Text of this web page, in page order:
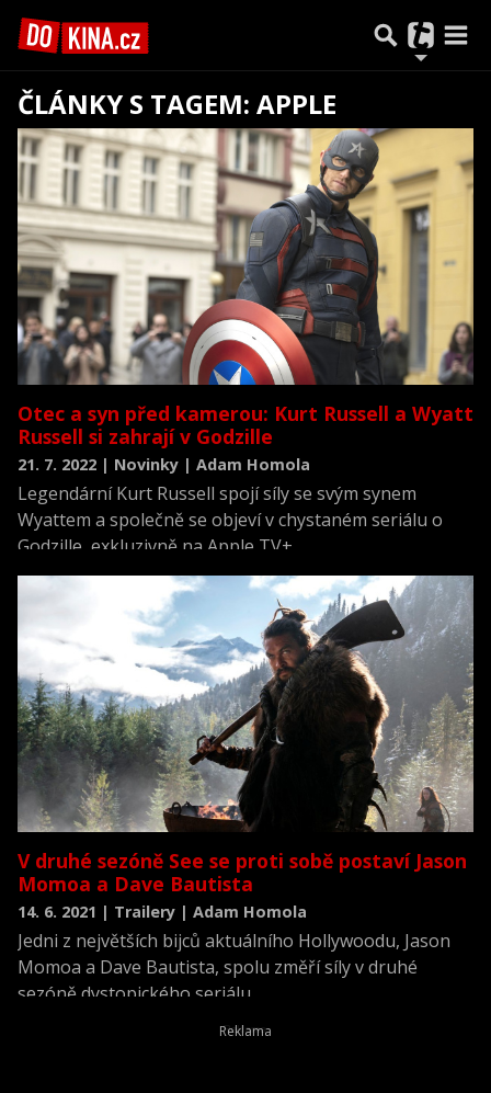
ČLÁNKY S TAGEM: APPLE
Otec a syn před kamerou: Kurt Russell a Wyatt
Russell si zahrají v Godzille
21. 7. 2022 | Novinky | Adam Homola
Legendární Kurt Russell spojí síly se svým synem
Wyattem a společně se objeví v chystaném seriálu o
Godzille, exkluzivně na Apple TV+.
V druhé sezóně See se proti sobě postaví Jason
Momoa a Dave Bautista
14. 6. 2021 | Trailery | Adam Homola
Jedni z největších bijců aktuálního Hollywoodu, Jason
Momoa a Dave Bautista, spolu změří síly v druhé
sezóně dystopického seriálu.
Předchozí 1 2 Další